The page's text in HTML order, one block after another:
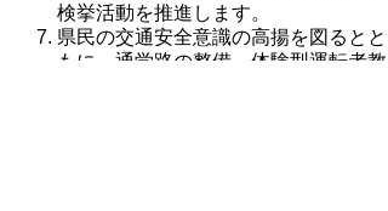
検挙活動を推進します。
県民の交通安全意識の高揚を図るとと
もに、通学路の整備、体験型運転者教